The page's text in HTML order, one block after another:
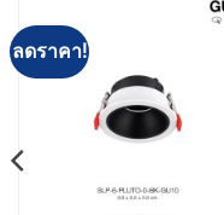
ลดราคา!